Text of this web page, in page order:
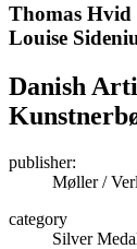
Thomas
Louise
Danish
publisher:
Møller /
category
Silver